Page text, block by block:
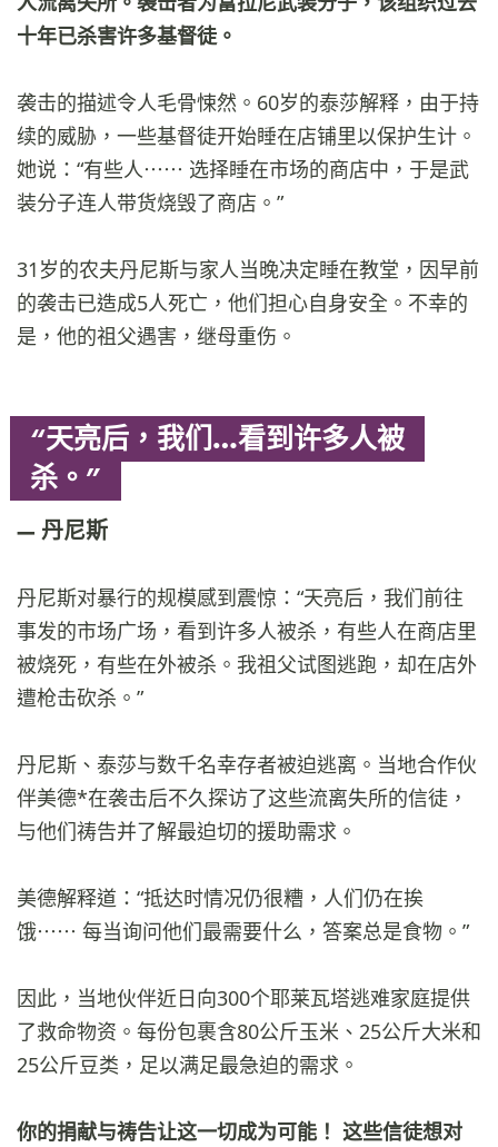
十年已杀害许多基督徒。
袭击的描述令人毛骨悚然。60岁的泰莎解释，由于持
续的威胁，一些基督徒开始睡在店铺里以保护生计。
她说：“有些人⋯⋯ 选择睡在市场的商店中，于是武
装分子连人带货烧毁了商店。”
31岁的农夫丹尼斯与家人当晚决定睡在教堂，因早前
的袭击已造成5人死亡，他们担心自身安全。不幸的
是，他的祖父遇害，继母重伤。
“天亮后，我们…看到许多人被
杀。”
丹尼斯
丹尼斯对暴行的规模感到震惊：“天亮后，我们前往
事发的市场广场，看到许多人被杀，有些人在商店里
被烧死，有些在外被杀。我祖父试图逃跑，却在店外
遭枪击砍杀。”
丹尼斯、泰莎与数千名幸存者被迫逃离。当地合作伙
伴美德*在袭击后不久探访了这些流离失所的信徒，
与他们祷告并了解最迫切的援助需求。
美德解释道：“抵达时情况仍很糟，人们仍在挨
饿⋯⋯ 每当询问他们最需要什么，答案总是食物。”
因此，当地伙伴近日向300个耶莱瓦塔逃难家庭提供
了救命物资。每份包裹含80公斤玉米、25公斤大米和
25公斤豆类，足以满足最急迫的需求。
你的捐献与祷告让这一切成为可能！ 这些信徒想对